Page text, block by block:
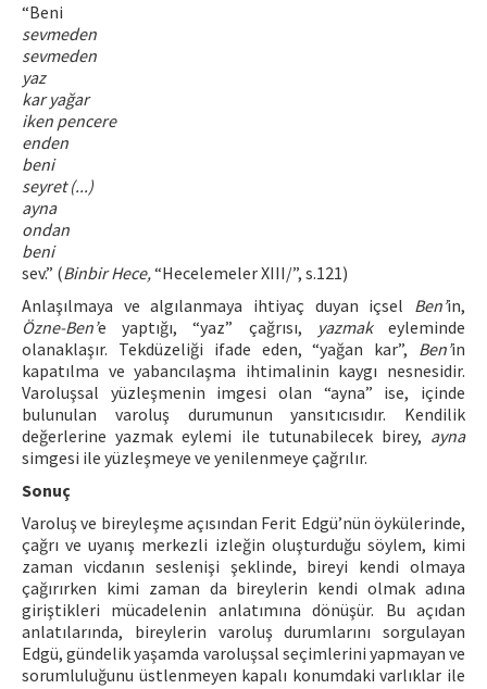
“Beni
sevmeden
sevmeden
yaz
kar yağar
iken pencere
enden
beni
seyret (...)
ayna
ondan
beni
sev.” (Binbir Hece,“Hecelemeler XIII/”, s.121)
Anlaşılmaya ve algılanmaya ihtiyaç duyan içsel Ben’in,
Özne-Ben’e yaptığı, “yaz” çağrısı, yazmakeyleminde
olanaklaşır. Tekdüzeliği ifade eden, “yağan kar”, Ben’in
kapatılma ve yabancılaşma ihtimalinin kaygı nesnesidir.
Varoluşsal yüzleşmenin imgesi olan “ayna” ise, içinde
bulunulan varoluş durumunun yansıtıcısıdır. Kendilik
değerlerine yazmak eylemi ile tutunabilecek birey, ayna
simgesi ile yüzleşmeye ve yenilenmeye çağrılır.
Sonuç
Varoluş ve bireyleşme açısından Ferit Edgü’nün öykülerinde,
çağrı ve uyanış merkezli izleğin oluşturduğu söylem, kimi
zaman vicdanın seslenişi şeklinde, bireyi kendi olmaya
çağırırken kimi zaman da bireylerin kendi olmak adına
giriştikleri mücadelenin anlatımına dönüşür. Bu açıdan
anlatılarında, bireylerin varoluş durumlarını sorgulayan
Edgü, gündelik yaşamda varoluşsal seçimlerini yapmayan ve
sorumluluğunu üstlenmeyen kapalı konumdaki varlıklar ile